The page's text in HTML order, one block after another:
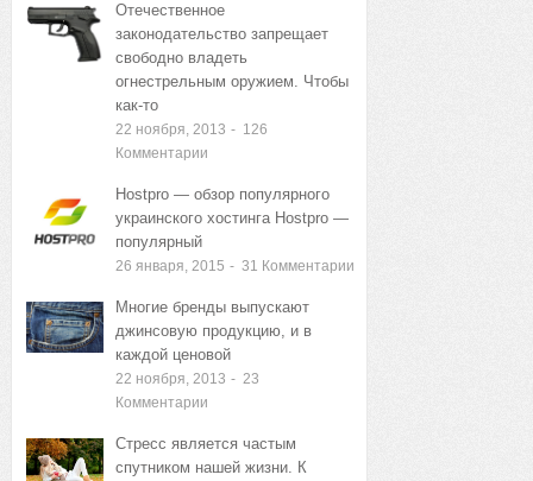
ЗАПИСИОтечественное
законодательство запрещает
свободно владеть
огнестрельным оружием. Чтобы
как-то
22 ноября, 2013 - 126
Комментарии
Hostpro — обзор популярного
украинского хостинга Hostpro —
популярный
26 января, 2015 - 31 Комментарии
Многие бренды выпускают
джинсовую продукцию, и в
каждой ценовой
22 ноября, 2013 - 23
Комментарии
Стресс является частым
спутником нашей жизни. К